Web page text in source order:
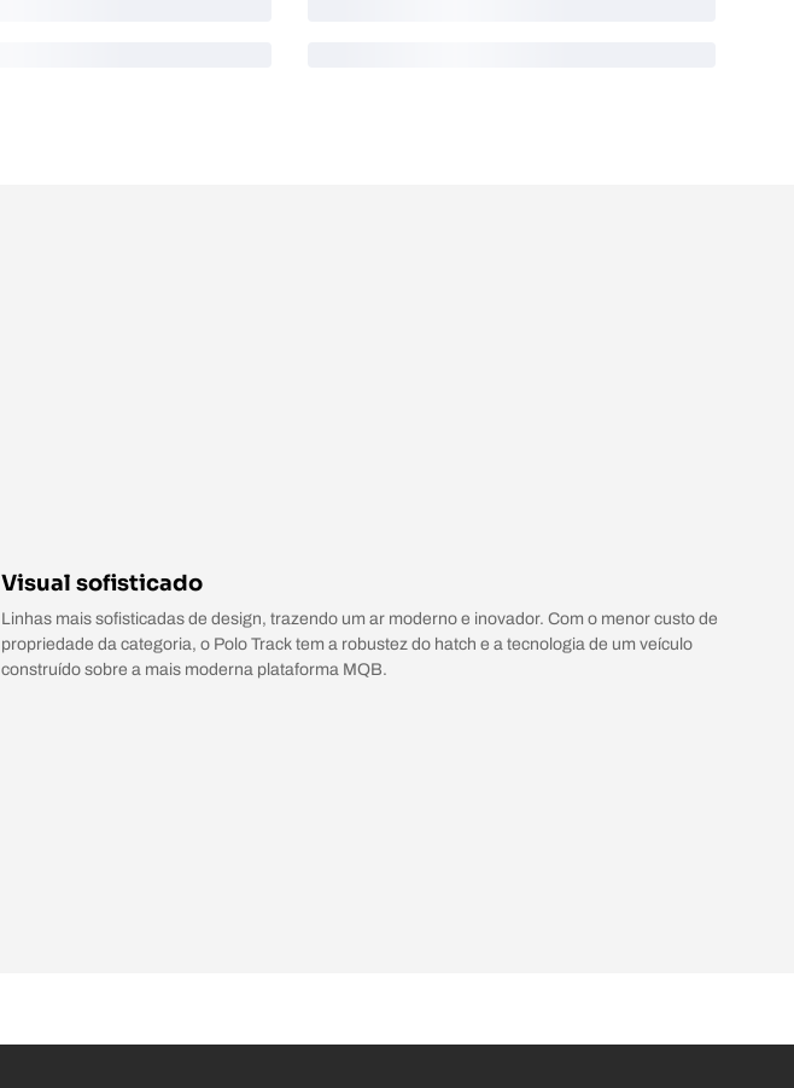
Visual sofisticado
Linhas mais sofisticadas de design, trazendo um ar moderno e inovador. Com o menor custo de
propriedade da categoria, o Polo Track tem a robustez do hatch e a tecnologia de um veículo
construído sobre a mais moderna plataforma MQB.